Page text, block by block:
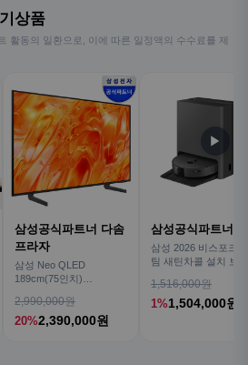
상품
활동의 일환으로, 이에 따른 일정액의 수수료를 제
삼성공식파트너 다솜
프라자
삼성 Neo QLED
189cm(75인치)
TV
2,990,000원
20%2,390,000원
삼성공식파트너
삼성 2026 비스포크
팀 새틴차콜 설치 보
1,516,000원
1%1,504,000원
▶